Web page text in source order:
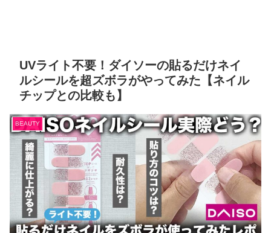
UVライト不要！ダイソーの貼るだけネイ
ルシールを超ズボラがやってみた【ネイル
チップとの比較も】
BEAUTY